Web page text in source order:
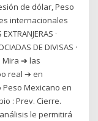
de dólar, Peso
internacionales
·
DE DIVISAS ·
Mira ➔ las
real ➔ en
Mexicano en
: Prev. Cierre.
le permitirá